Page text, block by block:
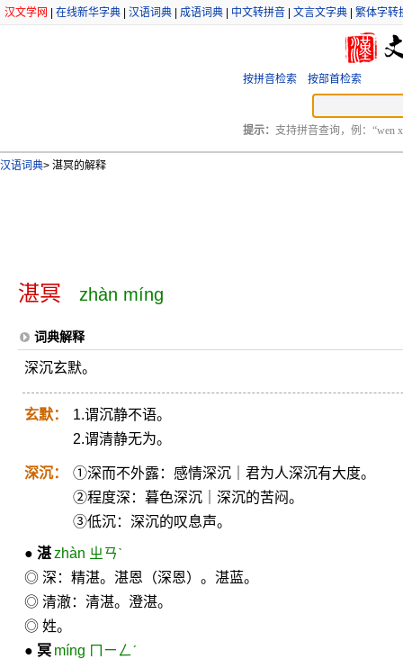
汉文学网 在线新华字典 汉语词典 成语词典 中文转拼音 文言文字典 繁体字转
按拼音检索 按部首检索
提示： 支持拼音查询，例：“wen
汉语词典> 湛冥的解释
湛冥 zhàn míng
词典解释
深沉玄默。
玄默：
1.谓沉静不语。
2.谓清静无为。
深沉：
①深而不外露：感情深沉｜君为人深沉有大度。
②程度深：暮色深沉｜深沉的苦闷。
③低沉：深沉的叹息声。
● 湛zhàn ㄓㄢˋ
◎ 深：精湛。湛恩（深恩）。湛蓝。
◎ 清澈：清湛。澄湛。
◎ 姓。
● 冥 míng ㄇㄧㄥˊ